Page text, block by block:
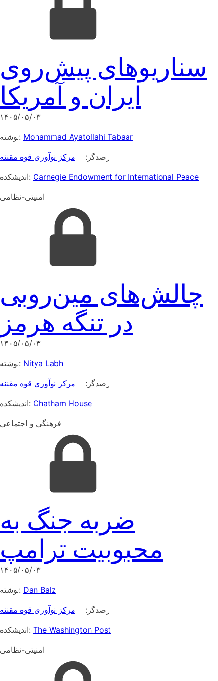
سناریوهای پیش‌روی
ایران و آمریکا
۱۴۰۵/۰۵/۰۳
نوشته: Mohammad Ayatollahi Tabaar
رصدگر: مرکز نوآوری قوه مقننه
اندیشکده: Carnegie Endowment for International Peace
امنیتی-نظامی
چالش‌های مین‌روبی
در تنگه هرمز
۱۴۰۵/۰۵/۰۳
نوشته: Nitya Labh
رصدگر: مرکز نوآوری قوه مقننه
اندیشکده: Chatham House
فرهنگی و اجتماعی
ضربه جنگ به
محبوبیت ترامپ
۱۴۰۵/۰۵/۰۳
نوشته: Dan Balz
رصدگر: مرکز نوآوری قوه مقننه
اندیشکده: The Washington Post
امنیتی-نظامی